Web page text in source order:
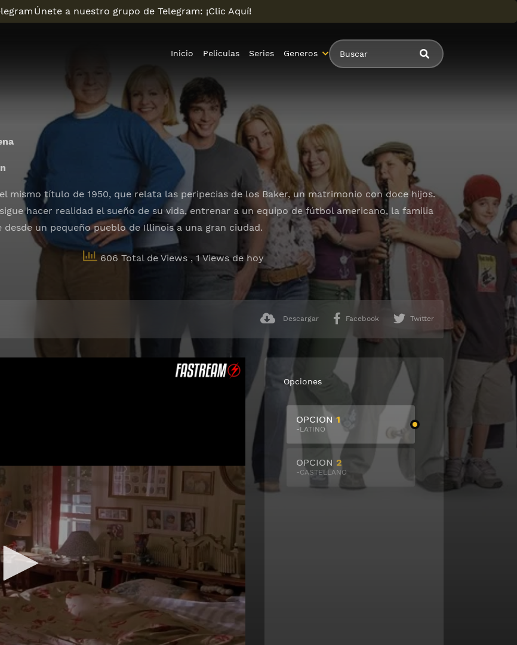
Únete a nuestro grupo de Telegram: ¡Clic Aquí!
Inicio Peliculas Series Generos
mismo título de 1950, que relata las peripecias de los Baker, un matrimonio con doce hijos.
hacer realidad el sueño de su vida, entrenar a un equipo de fútbol americano, la familia
un pequeño pueblo de Illinois a una gran ciudad.
606 Total de Views , 1 Views de hoy
Descargar Facebook Twitter
Opciones
OPCION 1
-LATINO
OPCION 2
-CASTELLANO